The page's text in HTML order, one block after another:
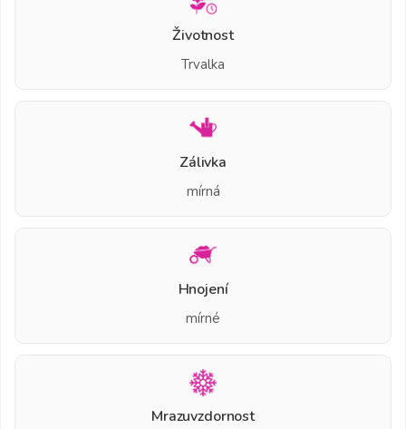
Životnost
Trvalka
Zálivka
mírná
Hnojení
mírné
Mrazuvzdornost